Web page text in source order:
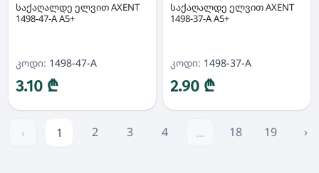
საქაღალდე ელვით AXENT
1498-47-A A5+
კოდი: 1498-47-A
3.10 ₾
საქაღალდე ელვით AXENT
1498-37-A A5+
კოდი: 1498-37-A
2.90 ₾
‹ 1 2 3 4 ... 18 19 ›